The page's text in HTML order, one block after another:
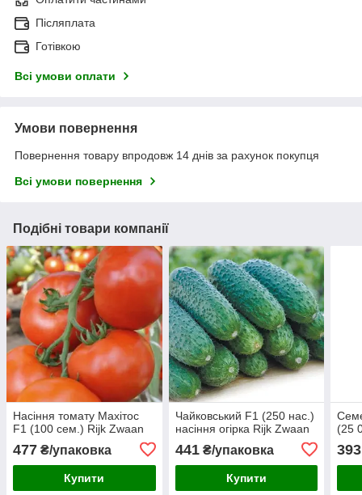
Післяплата
Готівкою
Всі умови оплати
Умови повернення
Повернення товару впродовж 14 днів за рахунок покупця
Всі умови повернення
Подібні товари компанії
Насіння томату Махітос
F1 (100 сем.) Rijk Zwaan
477 ₴/упаковка
Купити
Чайковський F1 (250 нас.)
насіння огірка Rijk Zwaan
441₴/упаковка
Купити
(25
393